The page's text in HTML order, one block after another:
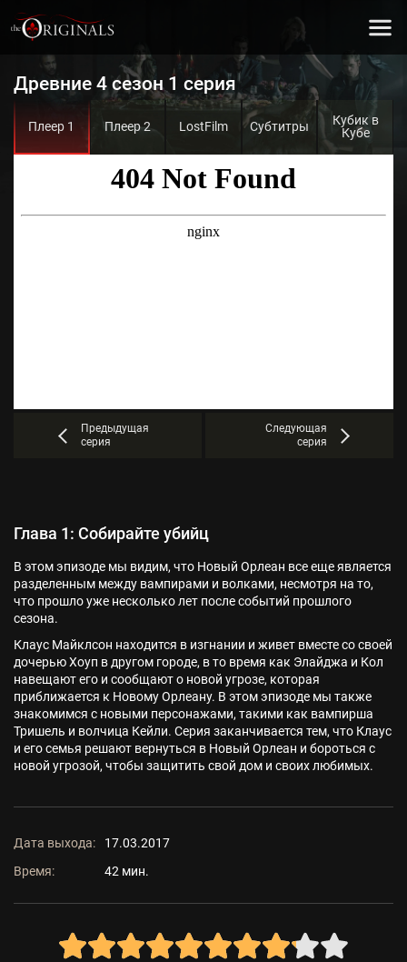
Древние 4 сезон 1 серия
Плеер 1 Плеер 2 LostFilm Субтитры
Кубик в
Кубе
Предыдущая
серия
Следующая
серия
Глава 1: Собирайте убийц
В этом эпизоде мы видим, что Новый Орлеан все еще является
разделенным между вампирами и волками, несмотря на то,
что прошло уже несколько лет после событий прошлого
сезона.
Клаус Майклсон находится в изгнании и живет вместе со своей
дочерью Хоуп в другом городе, в то время как Элайджа и Кол
навещают его и сообщают о новой угрозе, которая
приближается к Новому Орлеану. В этом эпизоде мы также
знакомимся с новыми персонажами, такими как вампирша
Тришель и волчица Кейли. Серия заканчивается тем, что Клаус
и его семья решают вернуться в Новый Орлеан и бороться с
новой угрозой, чтобы защитить свой дом и своих любимых.
Дата выхода:
17.03.2017
Время:
42 мин.